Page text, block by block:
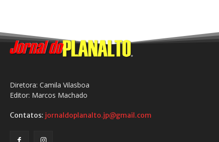
Diretora: Camila Vilasboa
Editor: Marcos Machado
Contatos: jornaldoplanalto.jp@gmail.com